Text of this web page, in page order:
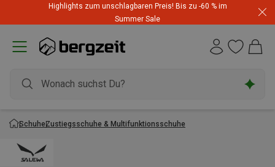
Highlights zum unschlagbaren Preis! Bis zu -60 % im
Summer Sale
SchuheZustiegsschuhe & Multifunktionsschuhe